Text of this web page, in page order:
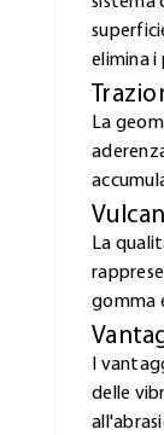
elimina i
La
La
gomma
I
delle